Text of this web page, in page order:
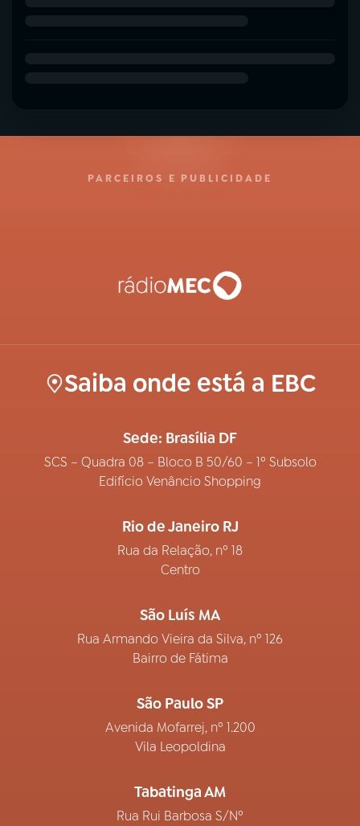
PARCEIROS E PUBLICIDADE
Saiba onde está a EBC
Sede: Brasília DF
SCS – Quadra 08 – Bloco B 50/60 – 1º Subsolo
Edifício Venâncio Shopping
Rio de Janeiro RJ
Rua da Relação, nº 18
Centro
São Luís MA
Rua Armando Vieira da Silva, nº 126
Bairro de Fátima
São Paulo SP
Avenida Mofarrej, nº 1.200
Vila Leopoldina
Tabatinga AM
Rua Rui Barbosa S/Nº